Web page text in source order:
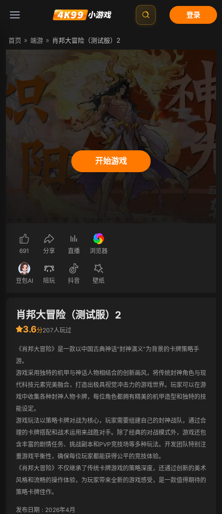
登录
首页 » 端游 » 肖邦大冒险（测试服）2
开始游戏
691 分享 直播 浏览器
豆包AI 陪玩 抖音 壁纸
肖邦大冒险（测试服）2
3.6分207人玩过
《肖邦大冒险》是一款以中国古典神话“封神演义”为背景的卡牌策略手
游。
游戏采用独特的机甲与神话人物相结合的创新画风，将传统封神角色与现
代科技元素完美融合，打造出极具视觉冲击力的游戏世界。玩家可以在游
戏中收集各种封神人物卡牌，每位角色都拥有精美的机甲造型和独特的技
能设定。
游戏玩法以策略卡牌对战为核心，玩家需要组建自己的封神战队，通过合
理的卡牌搭配和战术运用来战胜对手。除了经典的对战模式外，游戏还包
含丰富的剧情任务、挑战副本和PVP竞技场等多种玩法。开发团队特别注
重游戏平衡性，确保每位玩家都能获得公平的竞技体验。
《肖邦大冒险》不仅继承了传统卡牌游戏的策略深度，还通过创新的美术
风格和流畅的操作体验，为玩家带来全新的游戏感受，是一款值得期待的
策略卡牌佳作。
发布日期 : 2026年4月